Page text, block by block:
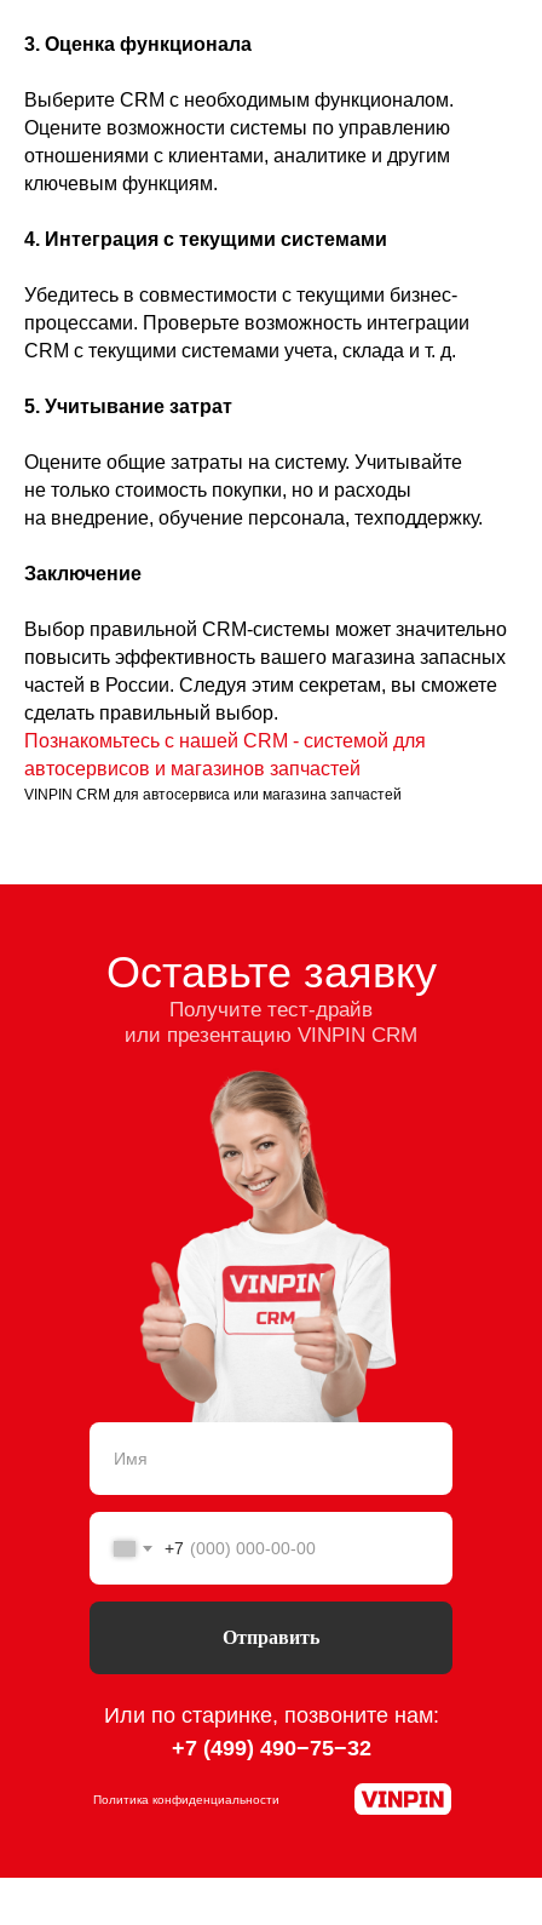
3. Оценка функционала
Выберите CRM с необходимым функционалом.
Оцените возможности системы по управлению
отношениями с клиентами, аналитике и другим
ключевым функциям.
4. Интеграция с текущими системами
Убедитесь в совместимости с текущими бизнес-
процессами. Проверьте возможность интеграции
CRM с текущими системами учета, склада и т. д.
5. Учитывание затрат
Оцените общие затраты на систему. Учитывайте
не только стоимость покупки, но и расходы
на внедрение, обучение персонала, техподдержку.
Заключение
Выбор правильной CRM-системы может значительно
повысить эффективность вашего магазина запасных
частей в России. Следуя этим секретам, вы сможете
сделать правильный выбор.
Познакомьтесь с нашей CRM - системой для
автосервисов и магазинов запчастей
VINPIN CRM для автосервиса или магазина запчастей
Оставьте заявку
Получите тест-драйв
или презентацию VINPIN CRM
Политика конфиденциальности
+7
Отправить
Или по старинке, позвоните нам:
+7 (499) 490−75−32